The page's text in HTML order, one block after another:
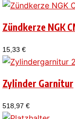
Zündkerze NGK
15,33 €
Zylinder Garnitur
518,97 €